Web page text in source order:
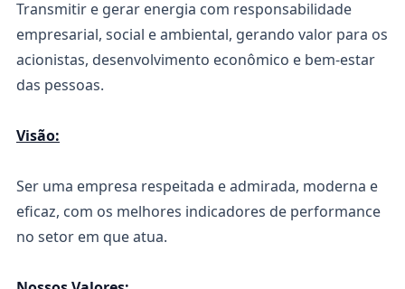
Transmitir e gerar energia com responsabilidade
empresarial, social e ambiental, gerando valor para os
acionistas, desenvolvimento econômico e bem-estar
das pessoas.
Visão:
Ser uma empresa respeitada e admirada, moderna e
eficaz, com os melhores indicadores de performance
no setor em que atua.